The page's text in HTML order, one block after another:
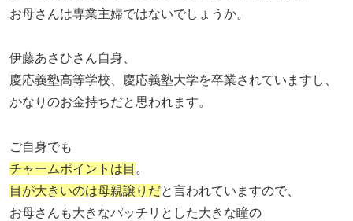
お母さんは専業主婦ではないでしょうか。
伊藤あさひさん自身、
慶応義塾高等学校、慶応義塾大学を卒業されていますし、
かなりのお金持ちだと思われます。
ご自身でも
チャームポイントは目 。
目が大きいのは母親譲りだと言われていますので、
お母さんも大きなパッチリとした大きな瞳の